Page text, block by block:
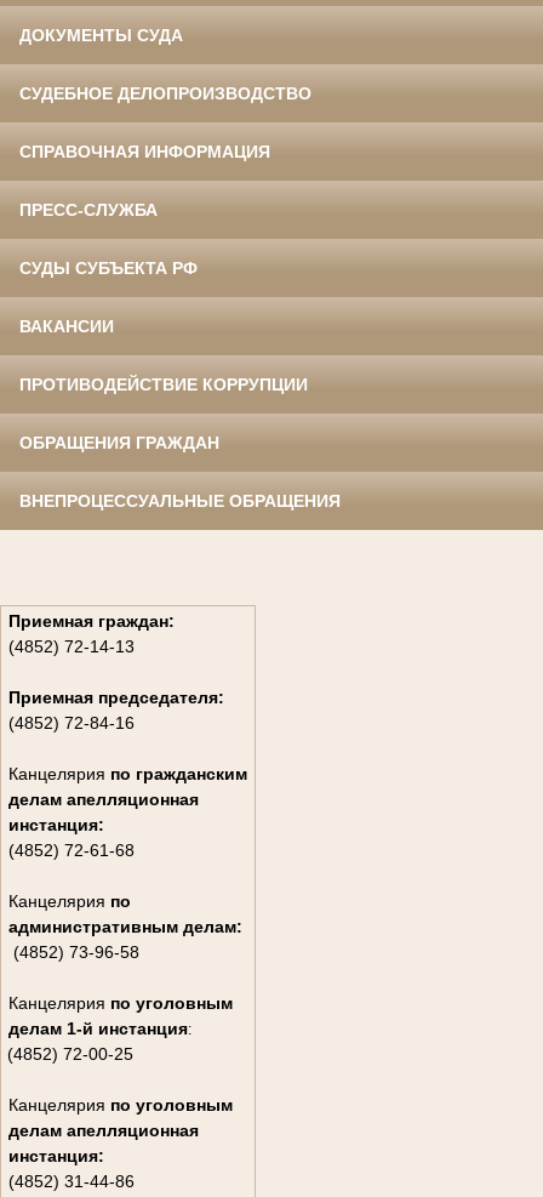
ДОКУМЕНТЫ СУДА
СУДЕБНОЕ ДЕЛОПРОИЗВОДСТВО
СПРАВОЧНАЯ ИНФОРМАЦИЯ
ПРЕСС-СЛУЖБА
СУДЫ СУБЪЕКТА РФ
ВАКАНСИИ
ПРОТИВОДЕЙСТВИЕ КОРРУПЦИИ
ОБРАЩЕНИЯ ГРАЖДАН
ВНЕПРОЦЕССУАЛЬНЫЕ ОБРАЩЕНИЯ
Приемная граждан:
(4852) 72-14-13
Приемная председателя:
(4852) 72-84-16
Канцелярия по гражданским
делам апелляционная
инстанция:
(4852) 72-61-68
Канцелярия по
административным делам:
(4852) 73-96-58
Канцелярия по уголовным
делам 1-й инстанция:
(4852) 72-00-25
Канцелярия по уголовным
делам апелляционная
инстанция:
(4852) 31-44-86